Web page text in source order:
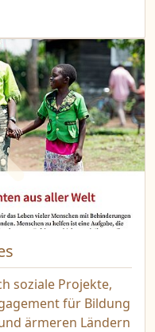
soziale Projekte,
für Bildung
ärmeren Ländern